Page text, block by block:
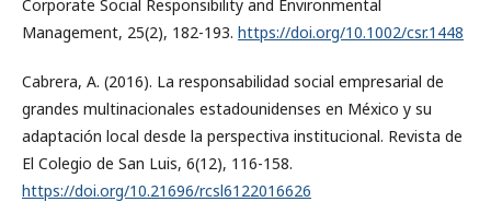
Corporate Social Responsibility and Environmental
Management, 25(2), 182-193. https://doi.org/10.1002/csr.1448
Cabrera, A. (2016). La responsabilidad social empresarial de
grandes multinacionales estadounidenses en México y su
adaptación local desde la perspectiva institucional. Revista de
El Colegio de San Luis, 6(12), 116-158.
https://doi.org/10.21696/rcsl6122016626